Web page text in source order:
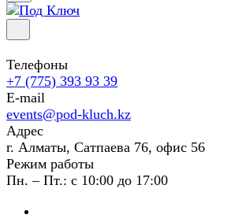
Телефоны
+7 (775) 393 93 39
E-mail
events@pod-kluch.kz
Адрес
г. Алматы, Сатпаева 76, офис 56
Режим работы
Пн. – Пт.: с 10:00 до 17:00